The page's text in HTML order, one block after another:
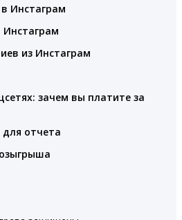
Инстаграм
Инстаграм
из Инстаграм
зачем вы платите за
отчета